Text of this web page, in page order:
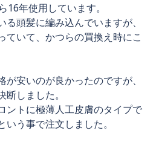
年使用しています。
頭髪に編み込んでいますが、
ていて、かつらの買換え時にこ
安いのが良かったのですが、
しました。
ントに極薄人工皮膚のタイプで
う事で注文しました。